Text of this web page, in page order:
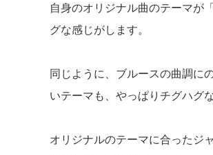
自身のオリジナル曲のテーマが
グな感じがします。
同じように、ブルースの曲調に
いテーマも、やっぱりチグハグ
オリジナルのテーマに合ったジ